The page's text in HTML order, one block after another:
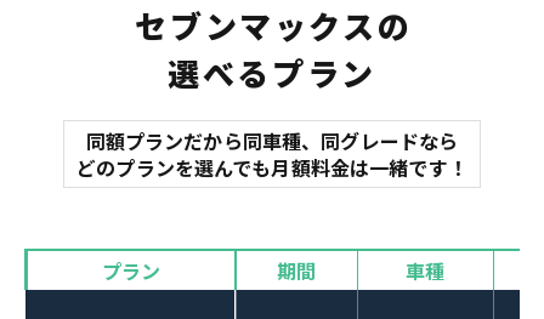
オイル交換 諸費用
マット
バイザー
セブンマックスの
選べるプラン
同額プランだから同車種、同グレードなら
どのプランを選んでも月額料金は一緒です！
プラン 期間 車種